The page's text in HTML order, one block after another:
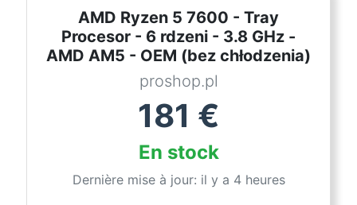
AMD Ryzen 5 7600 - Tray
Procesor - 6 rdzeni - 3.8 GHz -
AMD AM5 - OEM (bez chłodzenia)
proshop.pl
181 €
En stock
Dernière mise à jour: il y a 4 heures